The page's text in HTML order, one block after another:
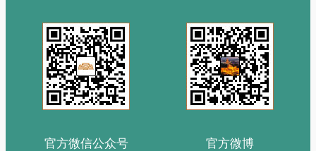
官方微信公众号 官方微博